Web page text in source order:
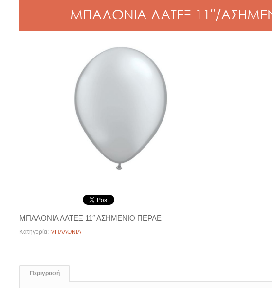
ΜΠΑΛΟΝΙΑ ΛΑΤΕΞ 11″/
ΜΠΑΛΟΝΙΑ ΛΑΤΕΞ 11″ ΑΣΗΜΕΝΙΟ ΠΕΡΛΕ
Κατηγορία: ΜΠΑΛΟΝΙΑ
Περιγραφή